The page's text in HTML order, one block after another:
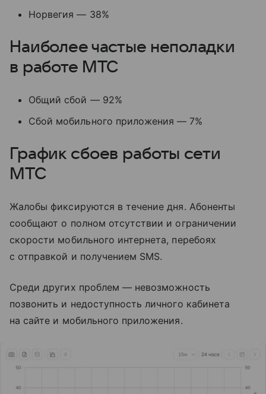
Норвегия — 38%
Наиболее частые неполадки
в работе МТС
Общий сбой — 92%
Сбой мобильного приложения — 7%
График сбоев работы сети
МТС
Жалобы фиксируются в течение дня. Абоненты
сообщают о полном отсутствии и ограничении
скорости мобильного интернета, перебоях
с отправкой и получением SMS.
Среди других проблем — невозможность
позвонить и недоступность личного кабинета
на сайте и мобильного приложения.